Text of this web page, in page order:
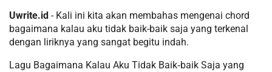
Uwrite.id - Kali ini kita akan membahas mengenai chord
bagaimana kalau aku tidak baik-baik saja yang terkenal
dengan liriknya yang sangat begitu indah.
Lagu Bagaimana Kalau Aku Tidak Baik‐baik Saja yang